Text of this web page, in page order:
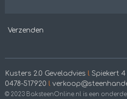
Verzenden
Kusters 2.0 Geveladvies l Spiekert 4
0478-517920 l
© 2023 BaksteenOnline.nl is een